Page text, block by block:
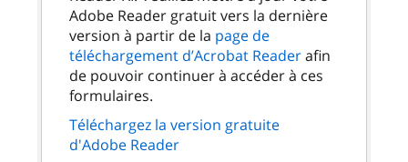
Adobe Reader gratuit vers la dernière
version à partir de la page de
téléchargement d’Acrobat Readerafin
de pouvoir continuer à accéder à ces
formulaires.
Téléchargez la version gratuite
d'Adobe Reader